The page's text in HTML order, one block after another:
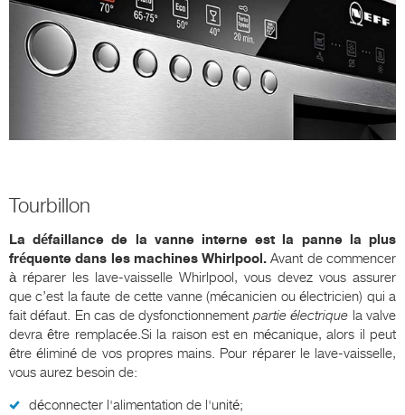
Tourbillon
La défaillance de la vanne interne est la panne la plus
fréquente dans les machines Whirlpool.Avant de commencer
à réparer les lave-vaisselle Whirlpool, vous devez vous assurer
que c’est la faute de cette vanne (mécanicien ou électricien) qui a
fait défaut. En cas de dysfonctionnement partie électrique la valve
devra être remplacée.Si la raison est en mécanique, alors il peut
être éliminé de vos propres mains. Pour réparer le lave-vaisselle,
vous aurez besoin de:
déconnecter l'alimentation de l'unité;